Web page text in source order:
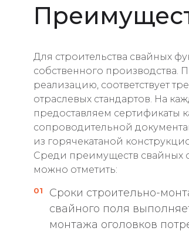
Для строительства свайных
собственного производства.
реализацию, соответствует
отраслевых стандартов. На
предоставляем сертификаты
сопроводительной
из горячекатаной
Среди преимуществ свайных
можно отметить:
Сроки строительно-
свайного поля
монтажа оголовков